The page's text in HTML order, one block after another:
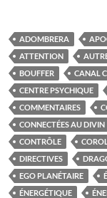
ADOMBRERA
ATTENTION
BOUFFER
CANAL
CENTRE PSYCHIQUE
COMMENTAIRES
CONNECTÉES AU DIVIN
CONTRÔLE
DIRECTIVES
EGO PLANÉTAIRE
ÉNERGÉTIQUE